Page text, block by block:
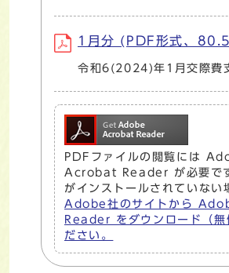
1月分 (PDF形式、
令和6(2024)年1月交際費
PDFファイルの閲覧には
Acrobat Reader が必要で
がインストールされていない
Adobe社のサイトから
Reader をダウンロード（無
ださい。